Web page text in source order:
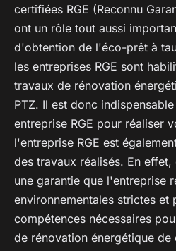
certifiées RGE (Reconnu
ont un rôle tout aussi
d'obtention de l'éco-prêt à
les entreprises RGE sont
travaux de rénovation
PTZ. Il est donc
entreprise RGE pour réaliser
l'entreprise RGE est
des travaux réalisés. En
une garantie que l'entreprise
environnementales strictes et
compétences nécessaires
de rénovation énergétique de